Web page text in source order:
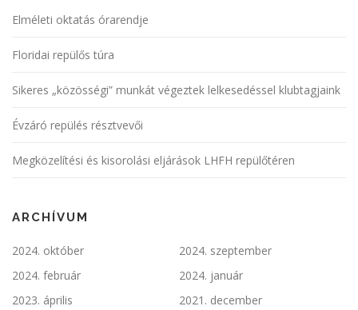
Elméleti oktatás órarendje
Floridai repülős túra
Sikeres „közösségi” munkát végeztek lelkesedéssel klubtagjaink
Évzáró repülés résztvevői
Megközelítési és kisorolási eljárások LHFH repülőtéren
ARCHÍVUM
2024. október
2024. szeptember
2024. február
2024. január
2023. április
2021. december